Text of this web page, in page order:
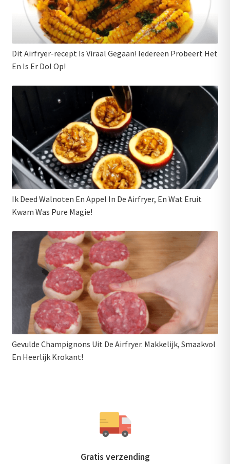
Dit Airfryer-recept Is Viraal Gegaan! Iedereen Probeert Het
En Is Er Dol Op!
Ik Deed Walnoten En Appel In De Airfryer, En Wat Eruit
Kwam Was Pure Magie!
Gevulde Champignons Uit De Airfryer. Makkelijk, Smaakvol
En Heerlijk Krokant!
Gratis verzending